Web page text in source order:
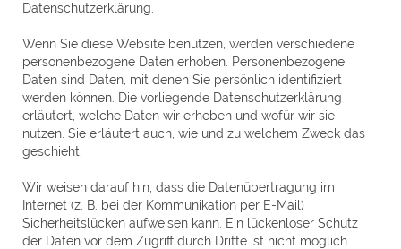
Datenschutzerklärung.
Wenn Sie diese Website benutzen, werden verschiedene
personenbezogene Daten erhoben. Personenbezogene
Daten sind Daten, mit denen Sie persönlich identifiziert
werden können. Die vorliegende Datenschutzerklärung
erläutert, welche Daten wir erheben und wofür wir sie
nutzen. Sie erläutert auch, wie und zu welchem Zweck das
geschieht.
Wir weisen darauf hin, dass die Datenübertragung im
Internet (z. B. bei der Kommunikation per E-Mail)
Sicherheitslücken aufweisen kann. Ein lückenloser Schutz
der Daten vor dem Zugriff durch Dritte ist nicht möglich.